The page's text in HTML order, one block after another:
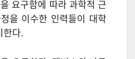
요구함에 따라 과학적 근
을 이수한 인력들이 대학
한다.